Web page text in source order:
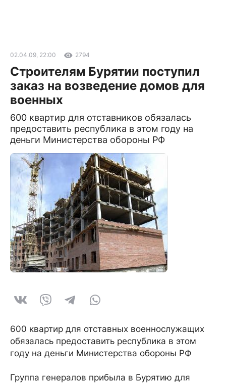
02.04.09, 22:00 2794
Строителям Бурятии поступил
заказ на возведение домов для
военных
600 квартир для отставников обязалась
предоставить республика в этом году на
деньги Министерства обороны РФ
600 квартир для отставных военнослужащих
обязалась предоставить республика в этом
году на деньги Министерства обороны РФ
Группа генералов прибыла в Бурятию для